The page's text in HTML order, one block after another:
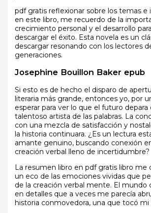
pdf gratis reflexionar sobre los temas e
en este libro, me recuerdo de la
crecimiento personal y el desarrollo
descargar el éxito. Esta novela es un
descargar resonando con los lectores
generaciones.
Josephine Bouillon Baker epub
Si esto es de hecho el disparo de
literaria más grande, entonces yo, por
esperar para ver lo que el futuro
talentoso artista de las palabras. La
con una mezcla de satisfacción y
la historia continuara. ¿Es un lectura
amante genuino, buscando conexión
creación verbal lleno de incertidumbre?
La resumen libro en pdf gratis libro me
un eco de las emociones vividas que
de la creación verbal mente. El mundo
en detalles que a veces me parecía
historia conmovedora, una que tocó mi